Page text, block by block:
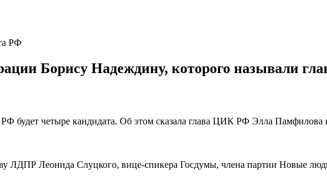
РФ
Борису Надеждину, которого называли
будет четыре кандидата. Об этом сказала глава ЦИК РФ Элла Памфилова
ЛДПР Леонида Слуцкого, вице-спикера Госдумы, члена партии Новые